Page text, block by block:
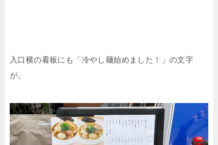
入口横の看板にも「冷やし麺始めました！」の文字
が。